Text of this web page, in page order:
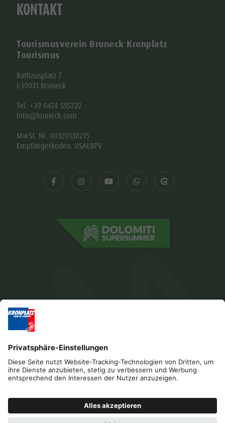
KONTAKT
Tourismusverein Bruneck Kronplatz
Tourismus
Rathausplatz 7
I-39031 Bruneck
Tel. +39 0474 555722
info@bruneck.com
MwSt. Nr. 00329130215
Empfängerkodex: USAL8PV
Impressum Datenschutz
Kontakt
Cookies